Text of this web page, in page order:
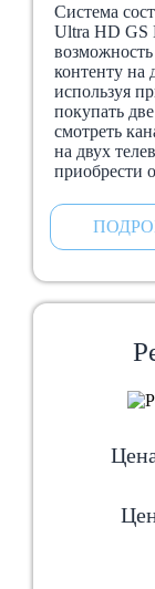
Система
Ultra HD GS
контенту на
используя
покупать
смотреть
на двух
приобрести